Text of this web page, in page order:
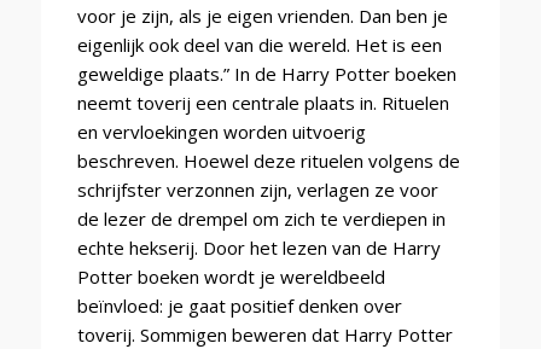
voor je zijn, als je eigen vrienden. Dan ben je
eigenlijk ook deel van die wereld. Het is een
geweldige plaats.” In de Harry Potter boeken
neemt toverij een centrale plaats in. Rituelen
en vervloekingen worden uitvoerig
beschreven. Hoewel deze rituelen volgens de
schrijfster verzonnen zijn, verlagen ze voor
de lezer de drempel om zich te verdiepen in
echte hekserij. Door het lezen van de Harry
Potter boeken wordt je wereldbeeld
beïnvloed: je gaat positief denken over
toverij. Sommigen beweren dat Harry Potter